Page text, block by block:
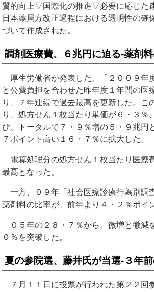
質的向上▽国際化の推進▽必要に応じた
日本薬局方改正過程における透明性の
づいて作成された。
調剤医療費、６兆円に迫る‐薬剤
厚生労働省が発表した、「２００９年
と公費負担を合わせた昨年度１年間の
り、７年連続で過去最高を更新した。こ
り、処方せん１枚当たり単価が６・３
び、トータルで７・９％増の５・９兆円
７ポイント高い１６・７％に拡大した。
電算処理分の処方せん１枚当たり医療
最高となった。
一方、０９年「社会医療診療行為別調
薬剤料の比率が、前年より４・２％ポイ
０５年の２８・７％から、微増と微減
０％を突破した。
夏の参院選、藤井氏が当選‐３年
７月１１日に投票が行われた第２２回